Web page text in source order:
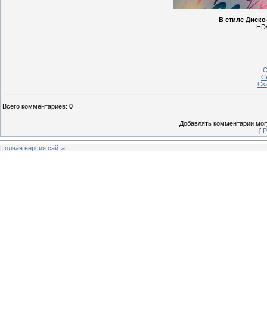
В стиле
Всего комментариев: 0
Добавлять комментарии
[
Полная версия сайта